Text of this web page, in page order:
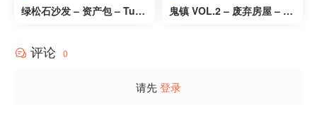
绿松石沙发 – 资产包 – Turq
鬼镇 VOL.2 – 废弃房屋 – G
评论 0
请先登录